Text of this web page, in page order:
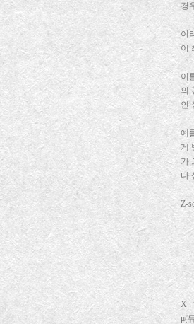
경
이
이
이
의
인
예
게
가
다
Z-
X :
μ(